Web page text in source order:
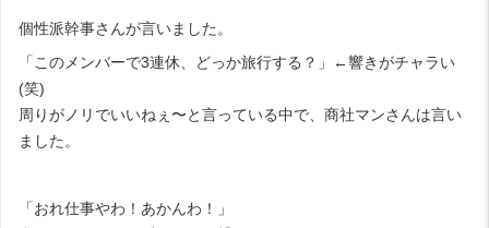
個性派幹事さんが言いました。
「このメンバーで3連休、どっか旅行する？」←響きがチャラい
(笑)
周りがノリでいいねぇ〜と言っている中で、商社マンさんは言い
ました。
「おれ仕事やわ！あかんわ！」